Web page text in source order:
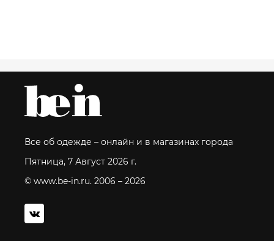
Все об одежде – онлайн и в магазинах города
Пятница, 7 Август 2026 г.
© www.be-in.ru. 2006 – 2026